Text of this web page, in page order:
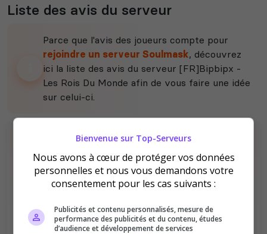
Liste des avis du serveur
Parce que l'avis des joueurs compte pour
rejoindre un serveur Soulmask, découvrez
ici la liste des avis du serveur [FR]Bipbipx -
Les Rois Du Monde afin de vous faire une idée
sur celui-ci.
Il n'y a pas encore d'avis sur ce serveur.
Qualité
Staff du serveur
Bienvenue sur Top-Serveurs
Nous avons à cœur de protéger vos données
personnelles et nous vous demandons votre
consentement pour les cas suivants :
Publicités et contenu personnalisés, mesure de
performance des publicités et du contenu, études
d’audience et développement de services